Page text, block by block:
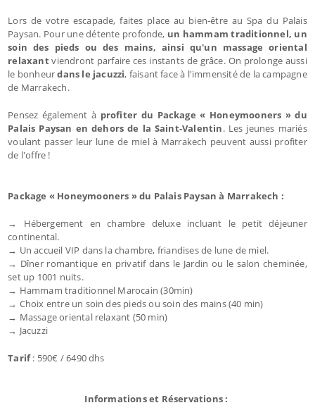
Lors de votre escapade, faites place au bien-être au Spa du Palais
Paysan. Pour une détente profonde, un hammam traditionnel, un
soin des pieds ou des mains, ainsi qu'un massage oriental
relaxantviendront parfaire ces instants de grâce. On prolonge aussi
le bonheurdans le jacuzzi, faisant face à l'immensité de la campagne
de Marrakech.
Pensez également à profiter du Package « Honeymooners » du
Palais Paysan en dehors de la Saint-Valentin. Les jeunes mariés
voulant passer leur lune de miel à Marrakech peuvent aussi profiter
de l'offre !
Package « Honeymooners » du Palais Paysan à Marrakech :
→ Hébergement en chambre deluxe incluant le petit déjeuner
continental.
→ Un accueil VIP dans la chambre, friandises de lune de miel.
→ Dîner romantique en privatif dans le Jardin ou le salon cheminée,
set up 1001 nuits.
→ Hammam traditionnel Marocain (30min)
→ Choix entre un soin des pieds ou soin des mains (40 min)
→ Massage oriental relaxant (50 min)
→ Jacuzzi
Tarif: 590€ / 6490 dhs
Informations et Réservations :